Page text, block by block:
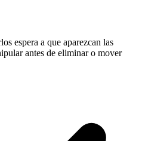
espera a que aparezcan las
antes de eliminar o mover